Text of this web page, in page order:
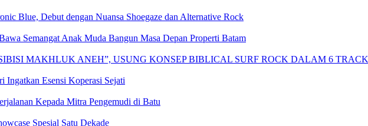
Blue, Debut dengan Nuansa Shoegaze dan Alternative Rock
Semangat Anak Muda Bangun Masa Depan Properti Batam
MAKHLUK ANEH”, USUNG KONSEP BIBLICAL SURF ROCK DALAM 6 TRACK
Ingatkan Esensi Koperasi Sejati
Kepada Mitra Pengemudi di Batu
Spesial Satu Dekade